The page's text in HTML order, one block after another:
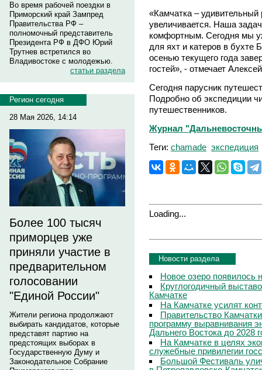
Во время рабочей поездки в
Приморский край Зампред
Правительства РФ –
полномочный представитель
Президента РФ в ДФО Юрий
Трутнев встретился во
Владивостоке с молодежью.
статьи раздела
Регион сегодня
28 Мая 2026, 14:14
Более 100 тысяч
приморцев уже
приняли участие в
предварительном
голосовании
"Единой России"
Жители региона продолжают
выбирать кандидатов, которые
представят партию на
предстоящих выборах в
Государственную Думу и
Законодательное Собрание
«Камчатка –
увеличивается. Наша
комфортным. Сегодня мы
для яхт и катеров в бухте
осенью текущего года
гостей», - отмечает
Сегодня парусник
Подробно об экспедиции
путешественников.
Журнал
Теги: chamade экспедиция
Loading...
Новости раздела
Новое озеро появилось
Круглогодичный
Камчатке
На Камчатке усилят
Правительство
программу выравнивания
Дальнего Востока до 2028
На Камчатке в целях
служебные привилегии
Большой Фестиваль